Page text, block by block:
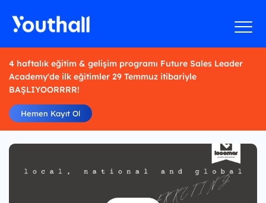
4 haftalık eğitim & gelişim programı Future Sales Leader
Academy'de ilk eğitimler 29 Temmuz itibariyle
BAŞLIYOORRRR!
Hemen Kayıt Ol